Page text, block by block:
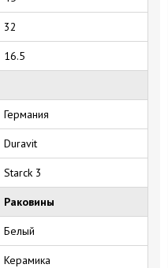
32
16.5
Германия
Duravit
Starck 3
Раковины
Белый
Керамика